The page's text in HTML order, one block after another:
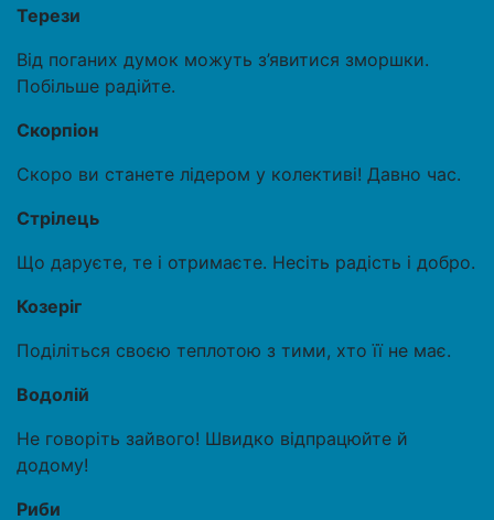
Терези
Від поганих думок можуть з’явитися зморшки.
Побільше радійте.
Скорпіон
Скоро ви станете лідером у колективі! Давно час.
Стрілець
Що даруєте, те і отримаєте. Несіть радість і добро.
Козеріг
Поділіться своєю теплотою з тими, хто її не має.
Водолій
Не говоріть зайвого! Швидко відпрацюйте й
додому!
Риби